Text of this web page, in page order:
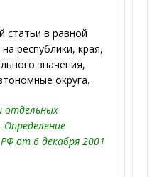
статьи в равной
республики, края,
значения,
округа.
отдельных
от 6 декабря 2001